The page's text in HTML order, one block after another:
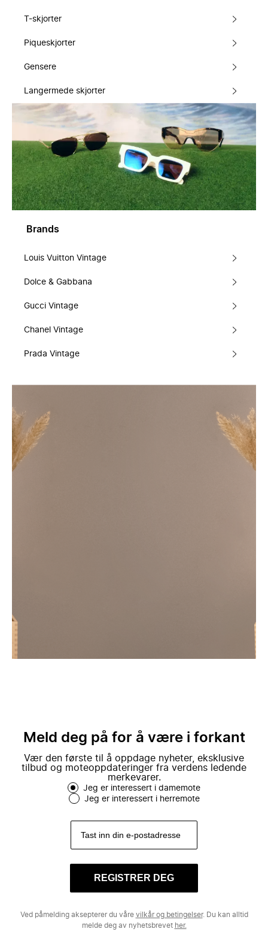
T-skjorter
Piqueskjorter
Gensere
Langermede skjorter
Brands
Louis Vuitton Vintage
Dolce & Gabbana
Gucci Vintage
Chanel Vintage
Prada Vintage
Meld deg på for å være i forkant
Vær den første til å oppdage nyheter, eksklusive
tilbud og moteoppdateringer fra verdens ledende
merkevarer.
Jeg er interessert i damemote
Jeg er interessert i herremote
REGISTRER DEG
Ved påmelding aksepterer du våre vilkår og betingelser. Du kan alltid
melde deg av nyhetsbrevet her.